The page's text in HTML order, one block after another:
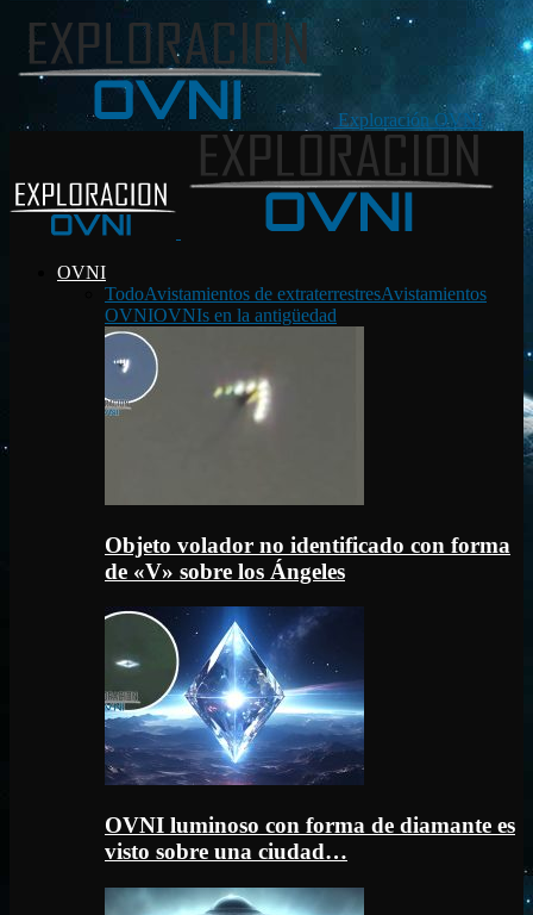
Exploración OVNI
OVNI
TodoAvistamientos de extraterrestresAvistamientos
OVNIOVNIs en la antigüedad
Objeto volador no identificado con forma
de «V» sobre los Ángeles
OVNI luminoso con forma de diamante es
visto sobre una ciudad…